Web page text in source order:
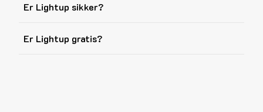
Er Lightup sikker?
Er Lightup gratis?